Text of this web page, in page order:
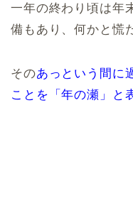
一年の終わり頃は年
備もあり、何かと慌
そのあっという間に
ことを「年の瀬」と